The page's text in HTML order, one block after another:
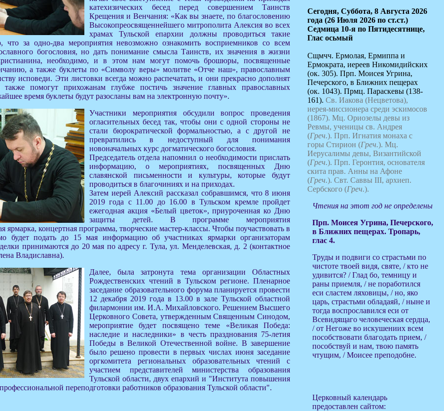
катехизических бесед перед совершением Таинств
Крещения и Венчания: «Как вы знаете, по благословению
Высокопреосвященнейшего митрополита Алексия во всех
храмах Тульской епархии должны проводиться такие
что за одно-два мероприятия невозможно ознакомить восприемников со всем
богословия, но дать понимание смысла Таинств, их значения в жизни
необходимо, и в этом нам могут помочь брошюры, посвященные
а также буклеты по «Символу веры» молитве «Отче наш», православным
исповеди. Эти листовки всегда можно распечатать, и они прекрасно дополнят
помогут прихожанам глубже постичь значение главных православных
время буклеты будут разосланы вам на электронную почту».
Участники мероприятия обсудили вопрос проведения
огласительных бесед так, чтобы они с одной стороны не
стали бюрократической формальностью, а с другой не
превратились в недоступный для понимания
новоначальных курс догматического богословия.
Председатель отдела напомнил о необходимости прислать
информацию, о мероприятиях, посвященных Дню
славянской письменности и культуры, которые будут
проводиться в благочиниях и на приходах.
Затем иерей Алексий рассказал собравшимся, что 8 июня
2019 года с 11.00 до 16.00 в Тульском кремле пройдет
ежегодная акция «Белый цветок», приуроченная ко Дню
защиты детей. В программе мероприятия
ярмарка, концертная программа, творческие мастер-классы. Чтобы поучаствовать в
будет подать до 15 мая информацию об участниках ярмарки организаторам
принимаются до 20 мая по адресу г. Тула, ул. Менделевская, д. 2 (контактное
Владиславна).
Далее, была затронута тема организации Областных
Рождественских чтений в Тульском регионе. Пленарное
заседание образовательного форума планируется провести
12 декабря 2019 года в 13.00 в зале Тульской областной
филармонии им. И.А. Михайловского. Решением Высшего
Церковного Совета, утвержденным Священным Синодом,
мероприятие будет посвящено теме «Великая Победа:
наследие и наследники» в честь празднования 75-летия
Победы в Великой Отечественной войне. В завершение
было решено провести в первых числах июня заседание
оргкомитета региональных образовательных чтений с
участием представителей министерства образования
Тульской области, двух епархий и "Института повышения
переподготовки работников образования Тульской области".
Сегодня, Суббота, 8 Августа 2026
года (26 Июля 2026 по ст.ст.)
Седмица 10-я по Пятидесятнице,
Глас осьмый
Сщмчч. Ермолая, Ермиппа и
Ермократа, иереев Никомидийских
(ок. 305). Прп. Моисея Угрина,
Печерского, в Ближних пещерах
(ок. 1043). Прмц. Параскевы (138-
161). Св. Иакова (Нецветова),
иерея-миссионера среди эскимосов
(1867). Мц. Ориозелы девы из
Ревмы, ученицы св. Андрея
(Греч.). Прп. Игнатия монаха с
горы Стирион (Греч.). Мц.
Иерусалимы девы, Византийской
(Греч.). Прп. Геронтия, основателя
скита прав. Анны на Афоне
(Греч.). Свт. Саввы III, архиеп.
Сербского (Греч.).
Чтения на этот год не определены
Прп. Моисея Угрина, Печерского,
в Ближних пещерах. Тропарь,
глас 4.
Труды и подвиги со страстьми по
чистоте твоей видя, святе, / кто не
удивится? / Глад бо, темницу и
раны приемля, / не поработился
еси сластем ляховицы, / но, яко
царь, страстьми обладаяй, / ныне и
тогда воспрославился еси от
Всевидящаго человеческая сердца,
/ от Негоже во искушениих всем
пособствовати благодать прием, /
пособствуй и нам, твою память
чтущим, / Моисее преподобне.
Церковный календарь
предоставлен сайтом: